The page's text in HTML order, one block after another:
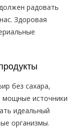
радовать
Здоровая
без сахара,
мощные источники
идеальный
организмы.